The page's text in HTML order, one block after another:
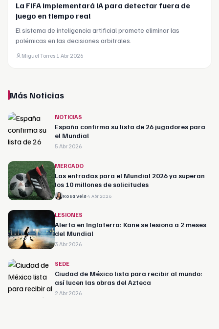
La FIFA implementará IA para detectar fuera de
juego en tiempo real
El sistema de inteligencia artificial promete eliminar las
polémicas en las decisiones arbitrales.
Miguel Torres·1 Abr 2026
Más Noticias
NOTICIAS
España confirma su lista de 26 jugadores para
el Mundial
5 Abr 2026
MERCADO
Las entradas para el Mundial 2026 ya superan
los 10 millones de solicitudes
Rosa Vela·4 Abr 2026
LESIONES
Alerta en Inglaterra: Kane se lesiona a 2 meses
del Mundial
3 Abr 2026
SEDE
Ciudad de México lista para recibir al mundo:
así lucen las obras del Azteca
2 Abr 2026